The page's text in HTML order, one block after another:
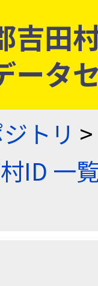
吉田
ータ
トリ >
ID 一